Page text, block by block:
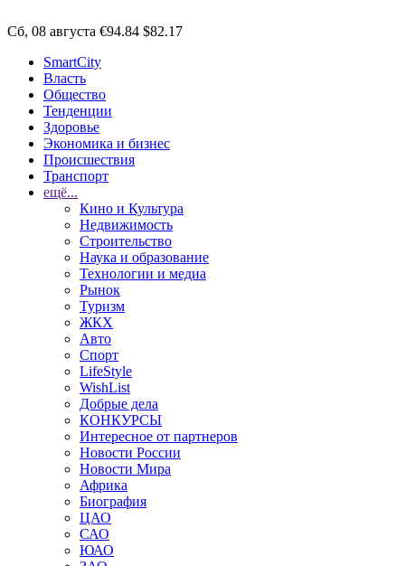
Сб, 08 августа €94.84 $82.17
SmartCity
Власть
Общество
Тенденции
Здоровье
Экономика и бизнес
Происшествия
Транспорт
ещё...
Кино и Культура
Недвижимость
Строительство
Наука и образование
Технологии и медиа
Рынок
Туризм
ЖКХ
Авто
Спорт
LifeStyle
WishList
Добрые дела
КОНКУРСЫ
Интересное от партнеров
Новости России
Новости Мира
Африка
Биография
ЦАО
САО
ЮАО